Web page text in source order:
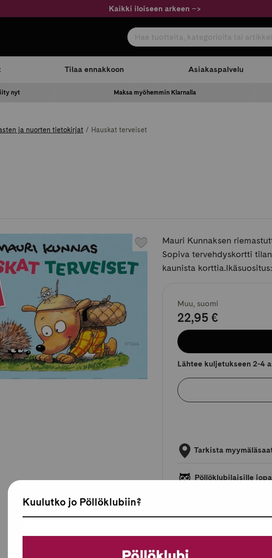
Kaikki iloiseen arkeen –>
Hae tuotteita, kategorioita tai artikkeleita
Tilaa ennakkoon Asiakaspalvelu
nyt Maksa myöhemmin Klarnalla
ja nuorten tietokirjat Hauskat terveiset
Mauri Kunnaksen
Sopiva tervehdyskortti
kaunista
Muu, suomi
22,95 €
Lähtee kuljetukseen 2-4
Tarkista
Pöllöklubilaisille
Maksaminen
Kuulutko jo Pöllöklubiin?